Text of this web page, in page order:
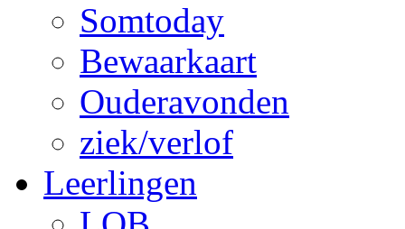
Somtoday
Bewaarkaart
Ouderavonden
ziek/verlof
Leerlingen